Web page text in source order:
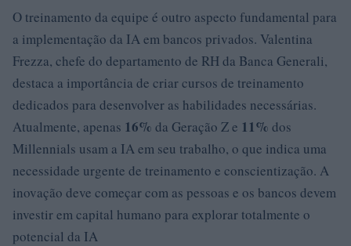
O treinamento da equipe é outro aspecto fundamental para
a implementação da IA em bancos privados. Valentina
Frezza, chefe do departamento de RH da Banca Generali,
destaca a importância de criar cursos de treinamento
dedicados para desenvolver as habilidades necessárias.
Atualmente, apenas 16% da Geração Z e 11% dos
Millennials usam a IA em seu trabalho, o que indica uma
necessidade urgente de treinamento e conscientização. A
inovação deve começar com as pessoas e os bancos devem
investir em capital humano para explorar totalmente o
potencial da IA